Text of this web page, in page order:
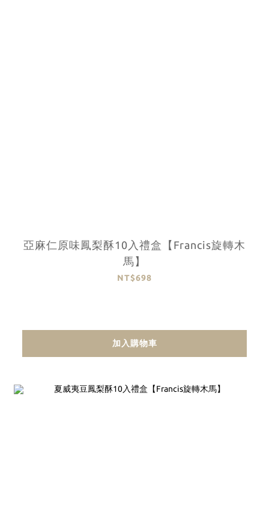
亞麻仁原味鳳梨酥10入禮盒【Francis旋轉木
馬】
NT$698
加入購物車